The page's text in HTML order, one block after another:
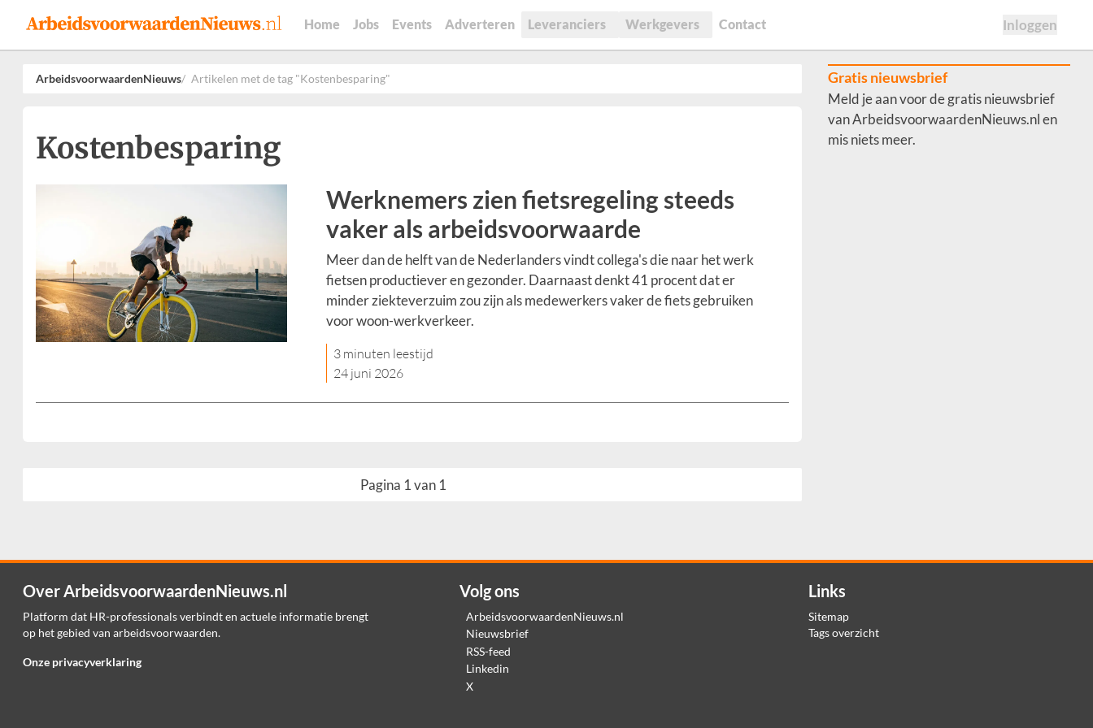
Home Jobs Events Adverteren Leveranciers Werkgevers Contact Inloggen
ArbeidsvoorwaardenNieuws Artikelen met de tag "Kostenbesparing"
Kostenbesparing
Werknemers zien fietsregeling steeds
vaker als arbeidsvoorwaarde
Meer dan de helft van de Nederlanders vindt collega's die naar het werk
fietsen productiever en gezonder. Daarnaast denkt 41 procent dat er
minder ziekteverzuim zou zijn als medewerkers vaker de fiets gebruiken
voor woon-werkverkeer.
3 minuten leestijd
24 juni 2026
Pagina 1 van 1
Gratis nieuwsbrief
Meld je aan voor de gratis nieuwsbrief
van ArbeidsvoorwaardenNieuws.nl en
mis niets meer.
Over ArbeidsvoorwaardenNieuws.nl
Platform dat HR-professionals verbindt en actuele informatie brengt
op het gebied van arbeidsvoorwaarden.
Onze privacyverklaring
Volg ons
ArbeidsvoorwaardenNieuws.nl
Nieuwsbrief
RSS-feed
Linkedin
X
Links
Sitemap
Tags overzicht